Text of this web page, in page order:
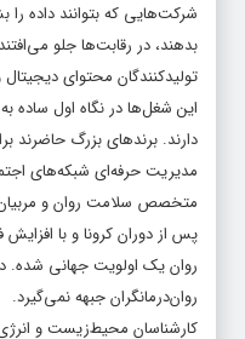
شرکت‌هایی که بتوانند داده را
بدهند، در رقابت‌ها جلو
تولیدکنندگان محتوای
این شغل‌ها در نگاه اول ساده
دارند. برندهای بزرگ حاضرند
مدیریت حرفه‌ای شبکه‌های
متخصص سلامت روان و
پس از دوران کرونا و با
روان یک اولویت جهانی شده.
روان‌درمانگران جبهه نمی‌گیرد.
کارشناسان محیط‌زیست و